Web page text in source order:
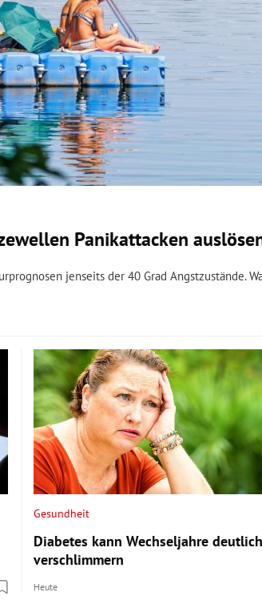
Panikattacken
jenseits der 40 Grad Angstzustände.
Gesundheit
Diabetes kann Wechseljahre deutlich
verschlimmern
Heute